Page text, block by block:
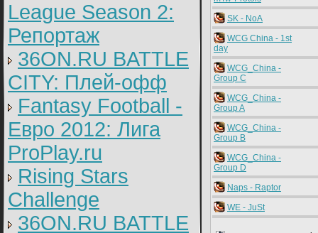
League Season 2:
Репортаж
36ON.RU BATTLE
CITY: Плей-офф
Fantasy Football -
Евро 2012: Лига
ProPlay.ru
Rising Stars
Challenge
36ON.RU BATTLE
SK - NoA
WCG China - 1st
day
WCG_China -
Group C
WCG_China -
Group A
WCG_China -
Group B
WCG_China -
Group D
Naps - Raptor
WE - JuSt